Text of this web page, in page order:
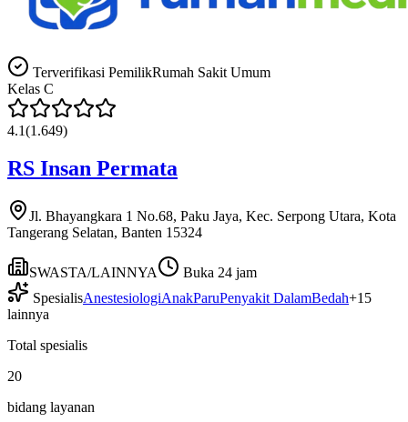
Terverifikasi PemilikRumah Sakit Umum
Kelas C
4.1(1.649)
RS Insan Permata
Jl. Bhayangkara 1 No.68, Paku Jaya, Kec. Serpong Utara, Kota
Tangerang Selatan, Banten 15324
SWASTA/LAINNYA
Buka 24 jam
SpesialisAnestesiologiAnakParuPenyakit DalamBedah+15
lainnya
Total spesialis
20
bidang layanan